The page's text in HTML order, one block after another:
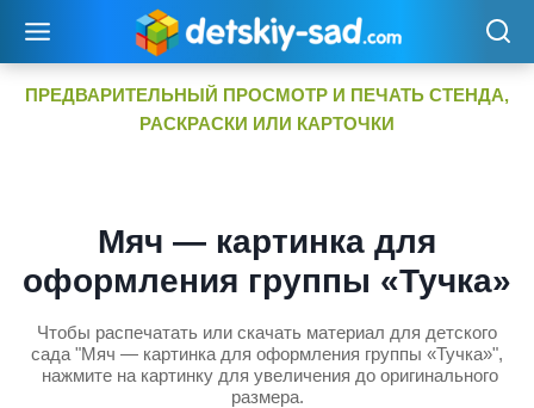
содержимому
ПРЕДВАРИТЕЛЬНЫЙ ПРОСМОТР И ПЕЧАТЬ СТЕНДА,
РАСКРАСКИ ИЛИ КАРТОЧКИ
Мяч — картинка для
оформления группы «Тучка»
Чтобы распечатать или скачать материал для детского
сада "Мяч — картинка для оформления группы «Тучка»",
нажмите на картинку для увеличения до оригинального
размера.